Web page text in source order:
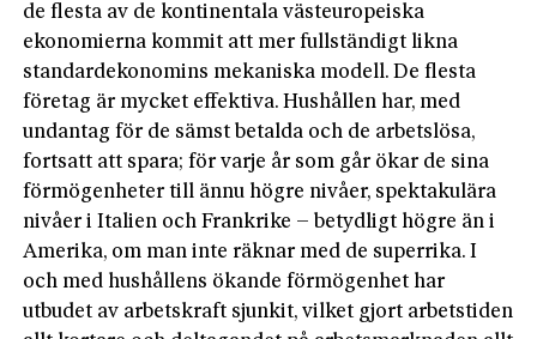
de flesta av de kontinentala västeuropeiska
ekonomierna kommit att mer fullständigt likna
standardekonomins mekaniska modell. De flesta
företag är mycket effektiva. Hushållen har, med
undantag för de sämst betalda och de arbetslösa,
fortsatt att spara; för varje år som går ökar de sina
förmögenheter till ännu högre nivåer, spektakulära
nivåer i Italien och Frankrike – betydligt högre än i
Amerika, om man inte räknar med de superrika. I
och med hushållens ökande förmögenhet har
utbudet av arbetskraft sjunkit, vilket gjort arbetstiden